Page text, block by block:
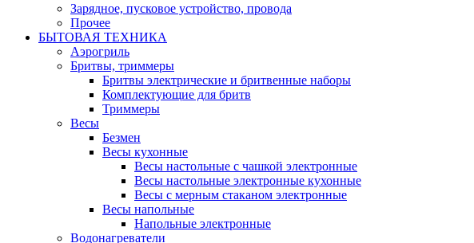
Зарядное, пусковое устройство, провода
Прочее
БЫТОВАЯ ТЕХНИКА
Аэрогриль
Бритвы, триммеры
Бритвы электрические и бритвенные наборы
Комплектующие для бритв
Триммеры
Весы
Безмен
Весы кухонные
Весы настольные с чашкой электронные
Весы настольные электронные кухонные
Весы с мерным стаканом электронные
Весы напольные
Напольные электронные
Водонагреватели